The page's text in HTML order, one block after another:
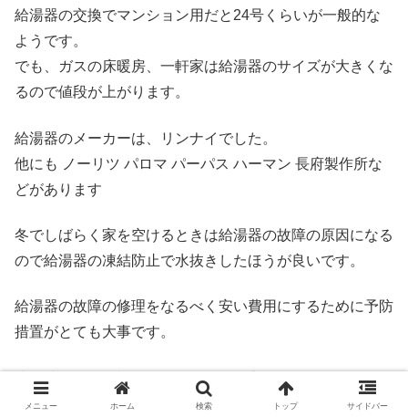
給湯器の交換でマンション用だと24号くらいが一般的な
ようです。
でも、ガスの床暖房、一軒家は給湯器のサイズが大きくな
るので値段が上がります。
給湯器のメーカーは、リンナイでした。
他にも ノーリツ パロマ パーパス ハーマン 長府製作所な
どがあります
冬でしばらく家を空けるときは給湯器の故障の原因になる
ので給湯器の凍結防止で水抜きしたほうが良いです。
給湯器の故障の修理をなるべく安い費用にするために予防
措置がとても大事です。
少し時間的に余裕があるなら給湯器交換でホームセンター
で下調べするのもおすすめです。
メニュー ホーム 検索 トップ サイドバー